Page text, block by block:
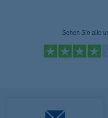
Sehen Sie alle